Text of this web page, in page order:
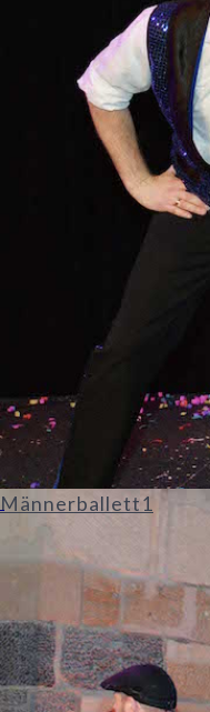
Männerballett1